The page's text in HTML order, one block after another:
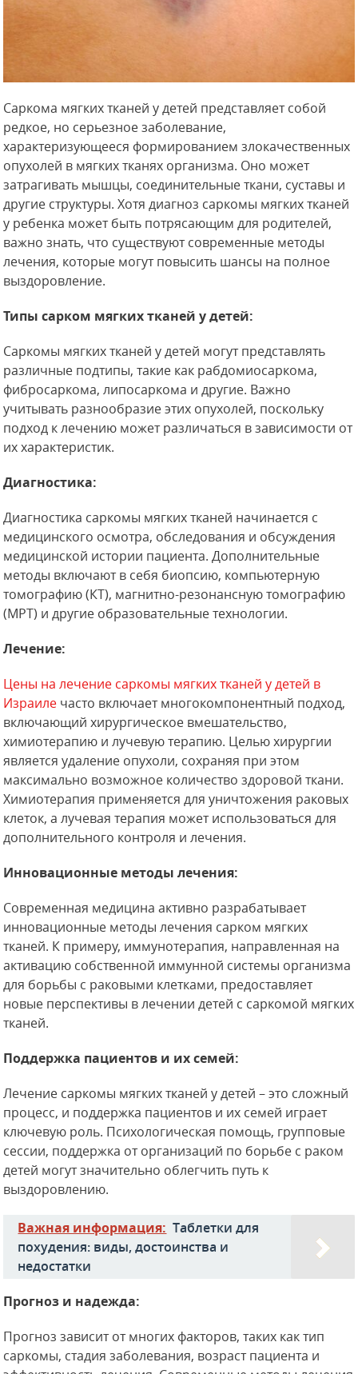
Саркома мягких тканей у детей представляет собой
редкое, но серьезное заболевание,
характеризующееся формированием злокачественных
опухолей в мягких тканях организма. Оно может
затрагивать мышцы, соединительные ткани, суставы и
другие структуры. Хотя диагноз саркомы мягких тканей
у ребенка может быть потрясающим для родителей,
важно знать, что существуют современные методы
лечения, которые могут повысить шансы на полное
выздоровление.
Типы сарком мягких тканей у детей:
Саркомы мягких тканей у детей могут представлять
различные подтипы, такие как рабдомиосаркома,
фибросаркома, липосаркома и другие. Важно
учитывать разнообразие этих опухолей, поскольку
подход к лечению может различаться в зависимости от
их характеристик.
Диагностика:
Диагностика саркомы мягких тканей начинается с
медицинского осмотра, обследования и обсуждения
медицинской истории пациента. Дополнительные
методы включают в себя биопсию, компьютерную
томографию (КТ), магнитно-резонансную томографию
(МРТ) и другие образовательные технологии.
Лечение:
Цены на лечение саркомы мягких тканей у детей в
Израиле часто включает многокомпонентный подход,
включающий хирургическое вмешательство,
химиотерапию и лучевую терапию. Целью хирургии
является удаление опухоли, сохраняя при этом
максимально возможное количество здоровой ткани.
Химиотерапия применяется для уничтожения раковых
клеток, а лучевая терапия может использоваться для
дополнительного контроля и лечения.
Инновационные методы лечения:
Современная медицина активно разрабатывает
инновационные методы лечения сарком мягких
тканей. К примеру, иммунотерапия, направленная на
активацию собственной иммунной системы организма
для борьбы с раковыми клетками, предоставляет
новые перспективы в лечении детей с саркомой мягких
тканей.
Поддержка пациентов и их семей:
Лечение саркомы мягких тканей у детей – это сложный
процесс, и поддержка пациентов и их семей играет
ключевую роль. Психологическая помощь, групповые
сессии, поддержка от организаций по борьбе с раком
детей могут значительно облегчить путь к
выздоровлению.
Важная информация: Таблетки для
похудения: виды, достоинства и
недостатки
Прогноз и надежда:
Прогноз зависит от многих факторов, таких как тип
саркомы, стадия заболевания, возраст пациента и